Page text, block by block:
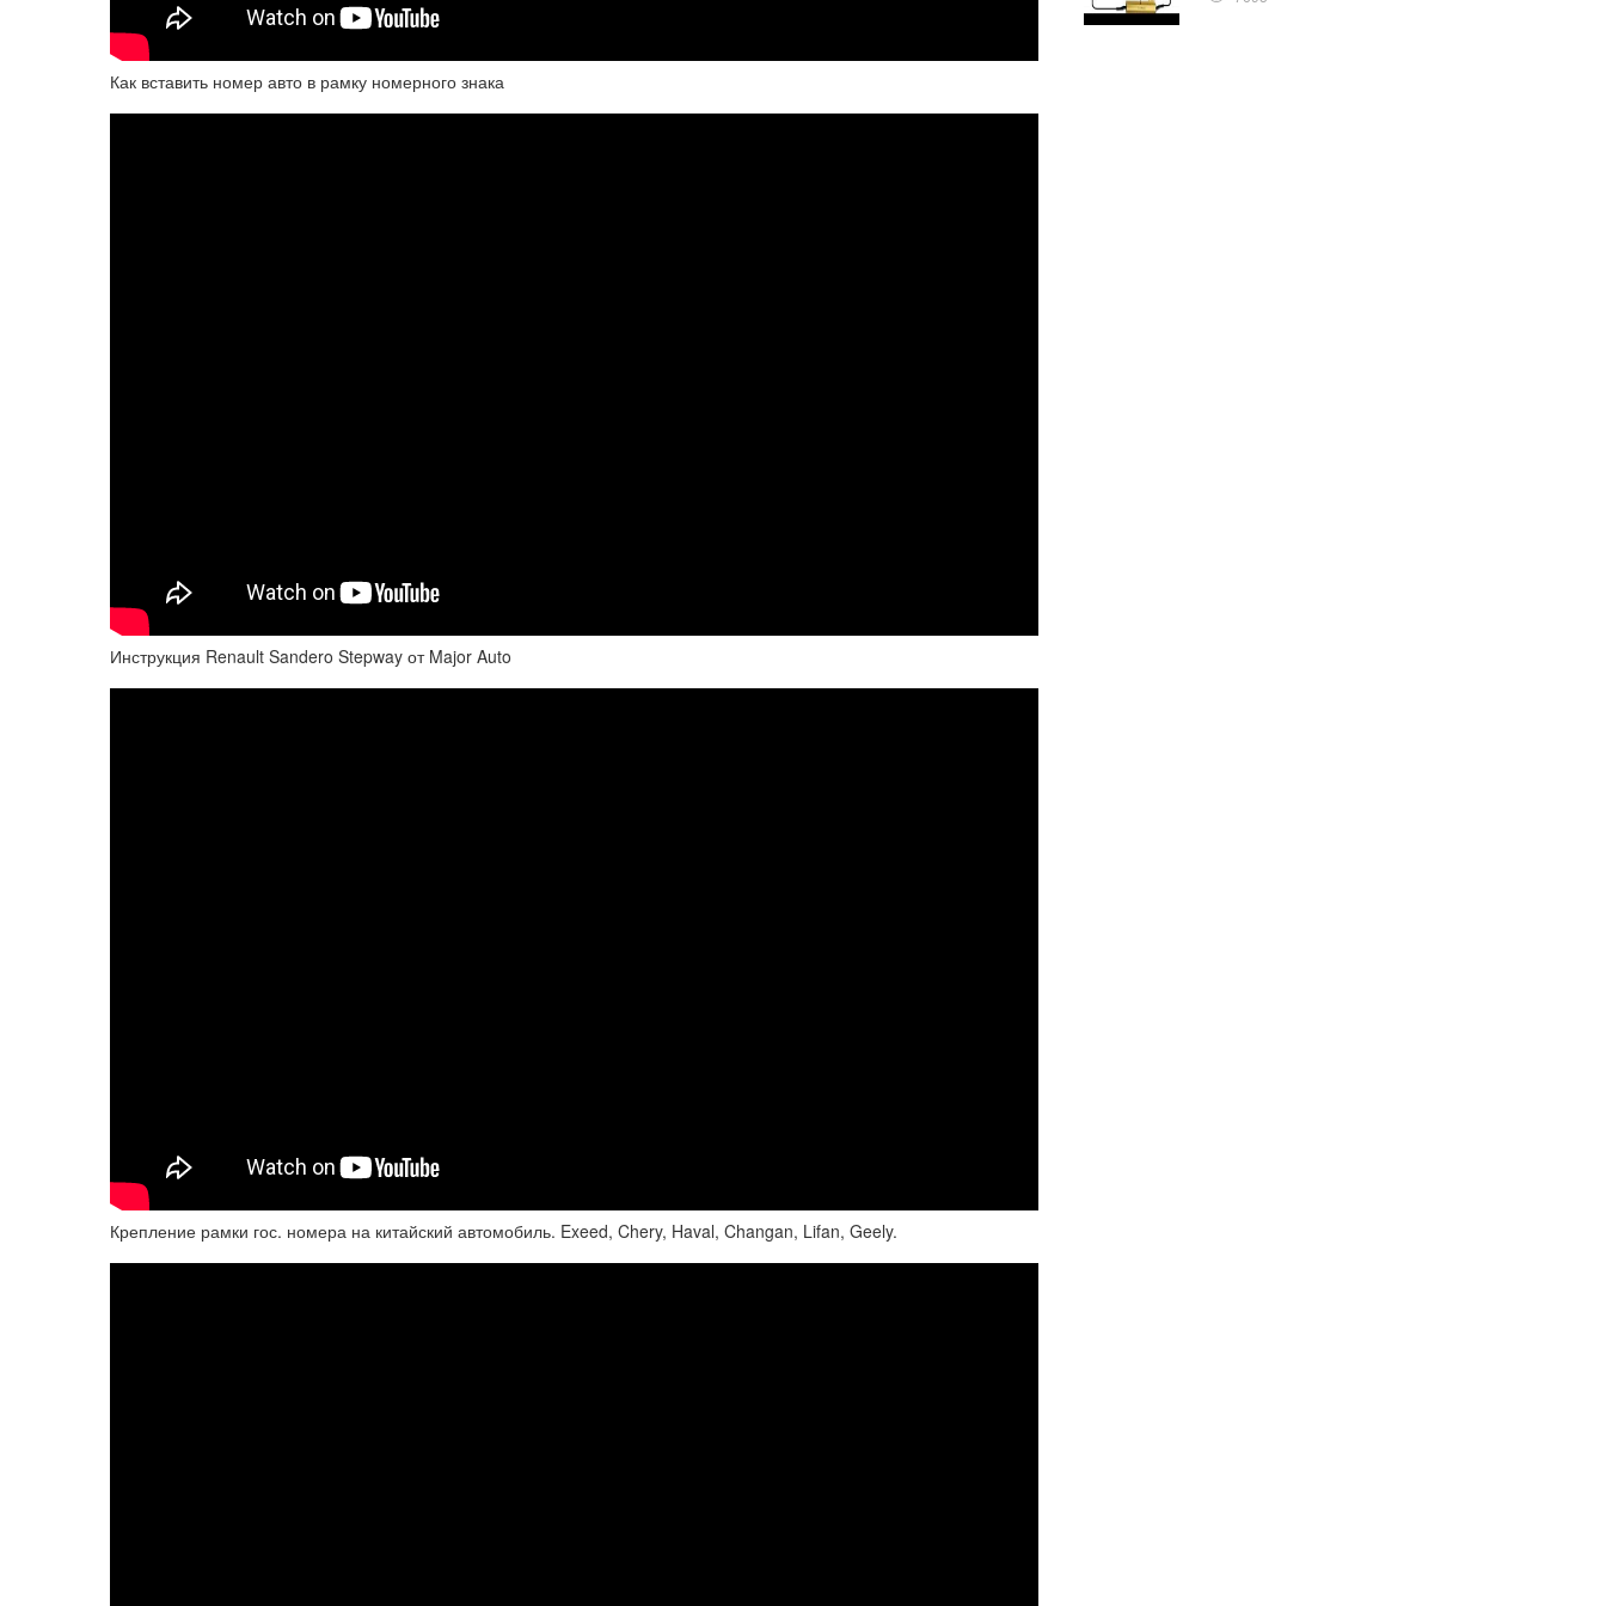
Как вставить номер авто в рамку номерного знака
Инструкция Renault Sandero Stepway от Major Auto
Крепление рамки гос. номера на китайский автомобиль. Exeed, Chery, Haval, Changan, Lifan, Geely.